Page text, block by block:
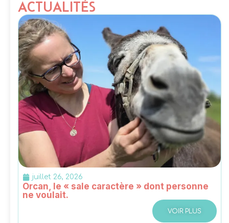
ACTUALITÉS
juillet 26, 2026
Orcan, le « sale caractère » dont personne
ne voulait.
VOIR PLUS